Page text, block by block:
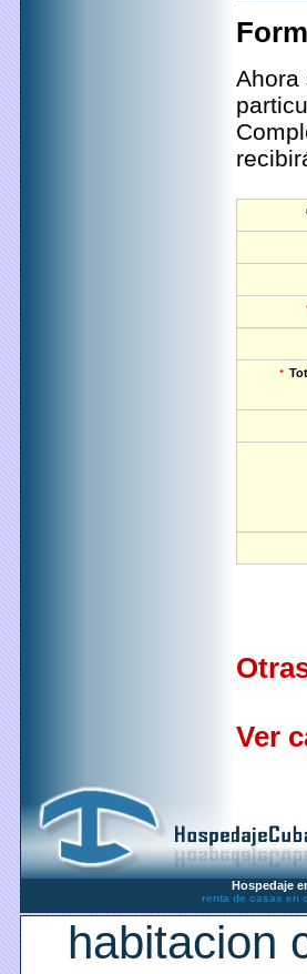
Ahora
*
Ver
Hospedaje
renta de casas en
habitacion